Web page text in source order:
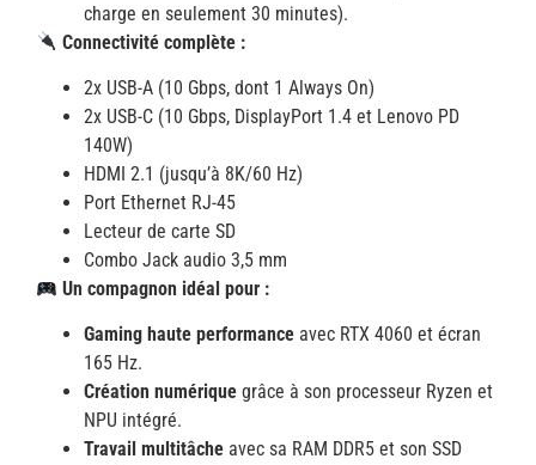
charge en seulement 30 minutes).
Connectivité complète :
2x USB-A (10 Gbps, dont 1 Always On)
2x USB-C (10 Gbps, DisplayPort 1.4 et Lenovo PD
140W)
HDMI 2.1 (jusqu’à 8K/60 Hz)
Port Ethernet RJ-45
Lecteur de carte SD
Combo Jack audio 3,5 mm
Un compagnon idéal pour :
Gaming haute performance avec RTX 4060 et écran
165 Hz.
Création numérique grâce à son processeur Ryzen et
NPU intégré.
Travail multitâche avec sa RAM DDR5 et son SSD